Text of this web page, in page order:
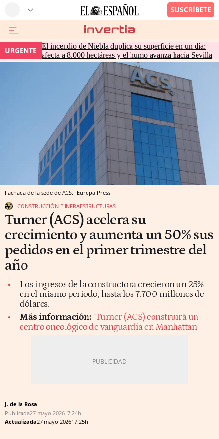
URGENTE
El incendio de Niebla duplica su superficie en un día:
afecta a 8.000 hectáreas y el humo avanza hacia Sevilla
Fachada de la sede de ACS. Europa Press
CONSTRUCCIÓN E INFRAESTRUCTURAS
Turner (ACS) acelera su
crecimiento y aumenta un 50% sus
pedidos en el primer trimestre del
año
Los ingresos de la constructora crecieron un 25%
en el mismo periodo, hasta los 7.700 millones de
dólares.
Más información: Turner (ACS) construirá un
centro oncológico de vanguardia en Manhattan
J. de la Rosa
Publicada27 mayo 202617:24h
Actualizada27 mayo 202617:25h